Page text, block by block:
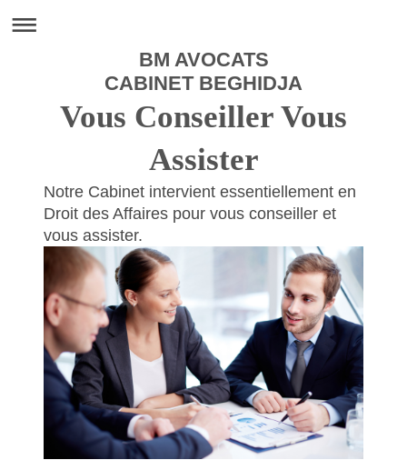
BM AVOCATS
CABINET BEGHIDJA
Vous Conseiller Vous
Assister
Notre Cabinet intervient essentiellement en
Droit des Affaires pour vous conseiller et
vous assister.